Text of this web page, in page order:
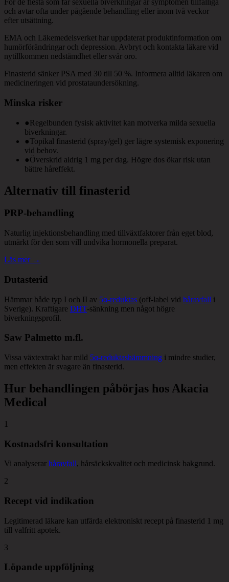
För de flesta som får sexuella biverkningar är symptomen tillfälliga
och avtar ofta under pågående behandling eller inom två veckor
efter utsättning.
EMA och Läkemedelsverket har uppdaterat produktinformation om
humörförändringar och depression. Avbryt och kontakta läkare vid
nytillkommen nedstämdhet eller svår oro.
Finasterid sänker PSA med 30 till 50 %. Informera alltid läkaren om
medicineringen vid prostataundersökning.
Minska risker
●Regelbunden fysisk aktivitet kan motverka milda sexuella
biverkningar.
●Topikal finasterid (spray/gel) ger lägre systemisk exponering
vid behov.
●Överskrid aldrig 1 mg per dag. Högre dos ökar risk utan
bättre håreffekt.
Alternativ till finasterid
PRP-behandling
Naturlig injektionsbehandling med tillväxtfaktorer från eget blod,
utmärkt för den som vill undvika hormonella preparat.
Läs mer →
Dutasterid
Hämmar både typ I och II av 5α-reduktas (off-label vid håravfall i
Sverige). Kraftigare DHT-sänkning men något högre
biverkningsprofil.
Saw Palmetto m.fl.
Vissa växtextrakt har mild 5α-reduktashämmning i mindre studier,
men effekten är svagare än finasterid.
Hur behandlingen påbörjas hos Akacia
Medical
1
Kostnadsfri konsultation
Vi analyserar håravfall, hårsäckskvalitet och medicinsk bakgrund.
2
Recept vid indikation
Legitimerad läkare kan utfärda elektroniskt recept på finasterid 1 mg
till valfritt apotek.
3
Löpande uppföljning